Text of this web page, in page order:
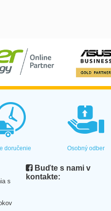
doručenie Osobný odber
s
Buďte s nami v
kontakte: